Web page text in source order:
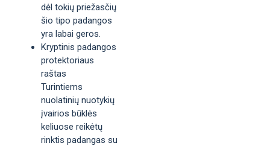
dėl tokių priežasčių
šio tipo padangos
yra labai geros.
Kryptinis padangos
protektoriaus
raštas
Turintiems
nuolatinių nuotykių
įvairios būklės
keliuose reikėtų
rinktis padangas su